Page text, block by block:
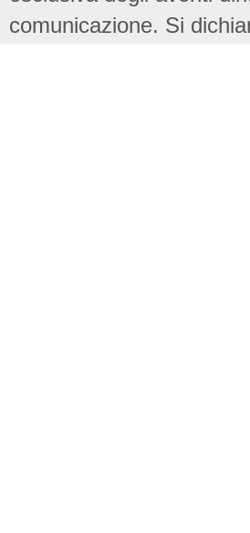
comunicazione. Si